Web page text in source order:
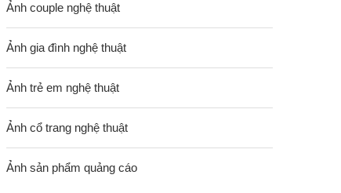
Ảnh couple nghệ thuật
Ảnh gia đình nghệ thuật
Ảnh trẻ em nghệ thuật
Ảnh cổ trang nghệ thuật
Ảnh sản phẩm quảng cáo